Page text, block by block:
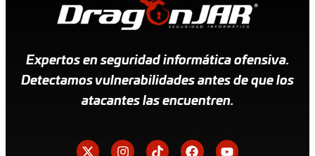
Expertos en seguridad informática ofensiva.
Detectamos vulnerabilidades antes de que los
atacantes las encuentren.